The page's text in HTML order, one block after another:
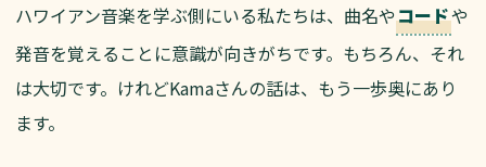
ハワイアン音楽を学ぶ側にいる私たちは、曲名やコードや
発音を覚えることに意識が向きがちです。もちろん、それ
は大切です。けれどKamaさんの話は、もう一歩奥にあり
ます。